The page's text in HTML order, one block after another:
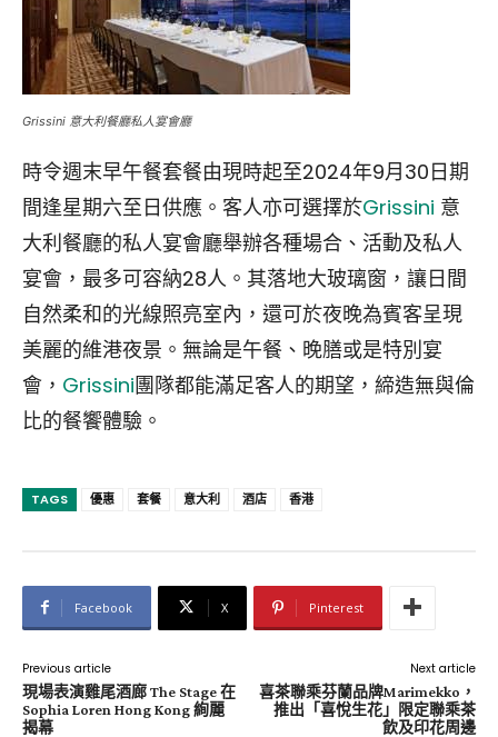
Grissini 意大利餐廳私人宴會廳
時令週末早午餐套餐由現時起至2024年9月30日期
間逢星期六至日供應。客人亦可選擇於Grissini 意
大利餐廳的私人宴會廳舉辦各種場合、活動及私人
宴會，最多可容納28人。其落地大玻璃窗，讓日間
自然柔和的光線照亮室內，還可於夜晚為賓客呈現
美麗的維港夜景。無論是午餐、晚膳或是特別宴
會， Grissini團隊都能滿足客人的期望，締造無與倫
比的餐饗體驗。
TAGS 優惠 套餐 意大利 酒店 香港
Facebook X Pinterest
Previous article
現場表演雞尾酒廊 The Stage 在
Sophia Loren Hong Kong 絢麗
揭幕
Next article
喜茶聯乘芬蘭品牌Marimekko，
推出「喜悅生花」限定聯乘茶
飲及印花周邊